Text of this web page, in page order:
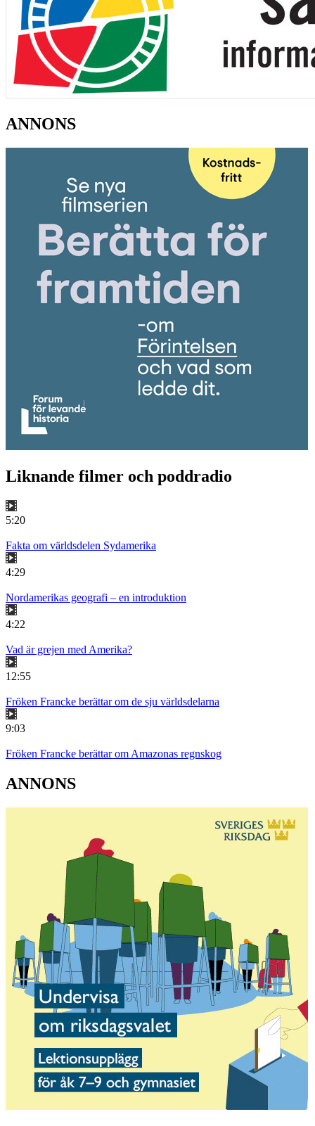
ANNONS
Liknande filmer och poddradio
5:20
Fakta om världsdelen Sydamerika
4:29
Nordamerikas geografi – en introduktion
4:22
Vad är grejen med Amerika?
12:55
Fröken Francke berättar om de sju världsdelarna
9:03
Fröken Francke berättar om Amazonas regnskog
ANNONS